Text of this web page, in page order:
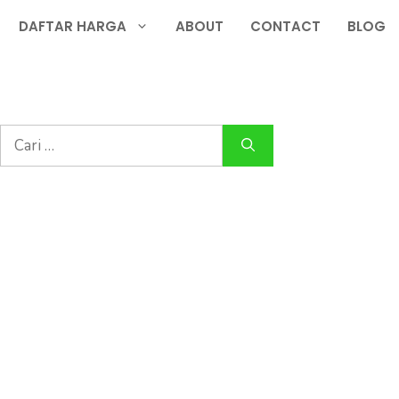
DAFTAR HARGA ABOUT CONTACT BLOG
Cari
untuk: